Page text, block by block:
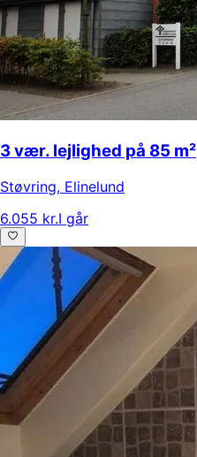
3 vær. lejlighed på 85 m²
Støvring, Elinelund
6.055 kr.I går